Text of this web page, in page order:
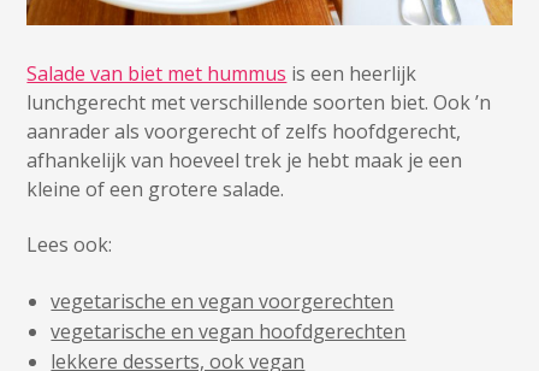
Salade van biet met hummus is een heerlijk
lunchgerecht met verschillende soorten biet. Ook ’n
aanrader als voorgerecht of zelfs hoofdgerecht,
afhankelijk van hoeveel trek je hebt maak je een
kleine of een grotere salade.
Lees ook:
vegetarische en vegan voorgerechten
vegetarische en vegan hoofdgerechten
lekkere desserts, ook vegan